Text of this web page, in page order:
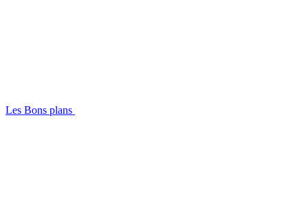
Les Bons plans